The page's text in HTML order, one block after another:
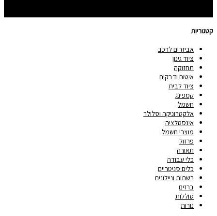
קטגוריות
אביזרים לרכב
ציוד גינון
תחזוקה
איטום ודבקים
ציוד לבית
קמפינג
חשמל
אלקטרוניקה וסלולר
אינסטלציה
מוצרי חשמל
פרזול
תאורה
כלי עבודה
כלים סניטריים
רשתות וניילונים
ברזים
סוללות
נורות